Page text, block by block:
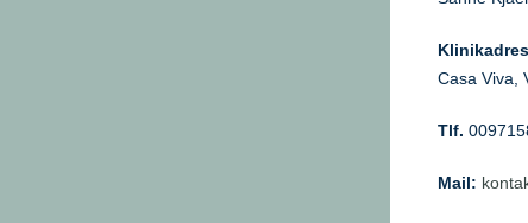
Casa Viva,
Tlf.
Mail: